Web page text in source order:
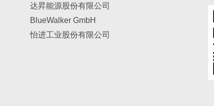
达昇能源股份有限公司
BlueWalker GmbH
怡进工业股份有限公司